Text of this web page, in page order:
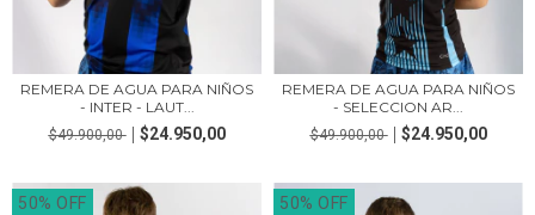
REMERA DE AGUA PARA NIÑOS
- INTER - LAUT...
$49.900,00 $24.950,00
REMERA DE AGUA PARA NIÑOS
- SELECCION AR...
$49.900,00 $24.950,00
50% OFF 50% OFF